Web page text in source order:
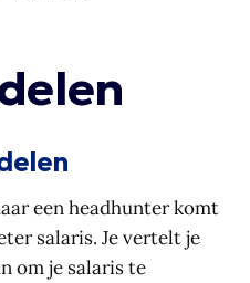
een headhunter komt
salaris. Je vertelt je
om je salaris te